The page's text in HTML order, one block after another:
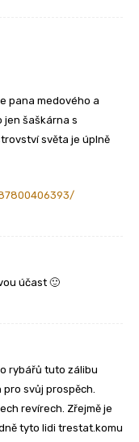
pana medového a
jen šaškárna s
světa je úplně
účast 🙂
rybářů tuto zálibu
pro svůj prospěch.
revírech. Zřejmě je
tyto lidi trestat.komu